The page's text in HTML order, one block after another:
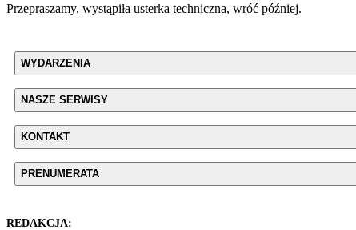
Przepraszamy, wystąpiła usterka techniczna, wróć później.
WYDARZENIA
NASZE SERWISY
KONTAKT
PRENUMERATA
REDAKCJA: